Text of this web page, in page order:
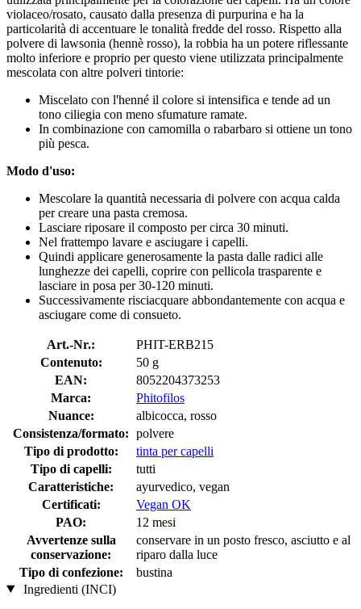
violaceo/rosato, causato dalla presenza di purpurina e ha la
particolarità di accentuare le tonalità fredde del rosso. Rispetto alla
polvere di lawsonia (hennè rosso), la robbia ha un potere riflessante
molto inferiore e proprio per questo viene utilizzata principalmente
mescolata con altre polveri tintorie:
Miscelato con l'henné il colore si intensifica e tende ad un
tono ciliegia con meno sfumature ramate.
In combinazione con camomilla o rabarbaro si ottiene un tono
più pesca.
Modo d'uso:
Mescolare la quantità necessaria di polvere con acqua calda
per creare una pasta cremosa.
Lasciare riposare il composto per circa 30 minuti.
Nel frattempo lavare e asciugare i capelli.
Quindi applicare generosamente la pasta dalle radici alle
lunghezze dei capelli, coprire con pellicola trasparente e
lasciare in posa per 30-120 minuti.
Successivamente risciacquare abbondantemente con acqua e
asciugare come di consueto.
Art.-Nr.:
PHIT-ERB215
Contenuto:
50 g
EAN:
8052204373253
Marca:
Phitofilos
Nuance:
albicocca, rosso
Consistenza/formato: polvere
Tipo di prodotto:
tinta per capelli
Tipo di capelli:
tutti
Caratteristiche:
ayurvedico, vegan
Certificati:
Vegan OK
PAO:
12 mesi
Avvertenze sulla
conservazione:
conservare in un posto fresco, asciutto e al
riparo dalla luce
Tipo di confezione:
bustina
Ingredienti (INCI)